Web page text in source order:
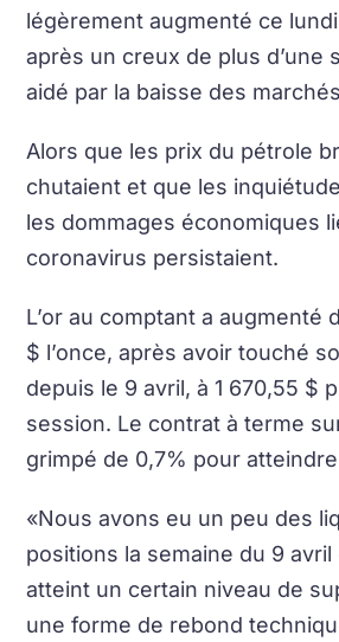
légèrement augmenté ce
après un creux de plus d’une
aidé par la baisse des
Alors que les prix du pétrole
chutaient et que les
les dommages économiques
coronavirus persistaient.
L’or au comptant a augmenté
$ l’once, après avoir touché
depuis le 9 avril, à 1 670,55 $
session. Le contrat à terme
grimpé de 0,7% pour
«Nous avons eu un peu des
positions la semaine du 9
atteint un certain niveau de
une forme de rebond